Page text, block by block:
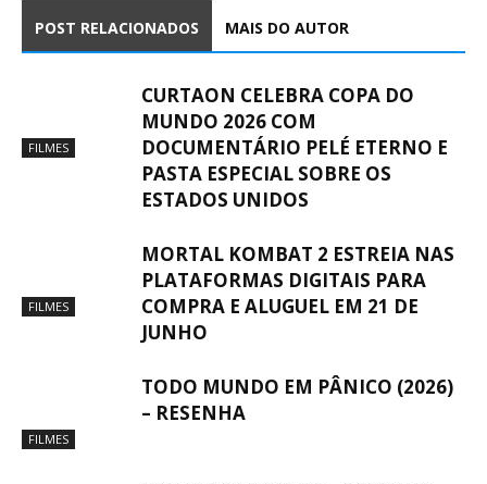
POST RELACIONADOS MAIS DO AUTOR
FILMES
CURTAON CELEBRA COPA DO
MUNDO 2026 COM
DOCUMENTÁRIO PELÉ ETERNO E
PASTA ESPECIAL SOBRE OS
ESTADOS UNIDOS
FILMES
MORTAL KOMBAT 2 ESTREIA NAS
PLATAFORMAS DIGITAIS PARA
COMPRA E ALUGUEL EM 21 DE
JUNHO
FILMES
TODO MUNDO EM PÂNICO (2026)
– RESENHA